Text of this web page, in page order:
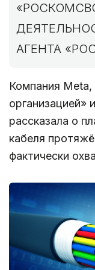
АГЕНТА
Компания Meta,
организацией»
рассказала о
кабеля
фактически